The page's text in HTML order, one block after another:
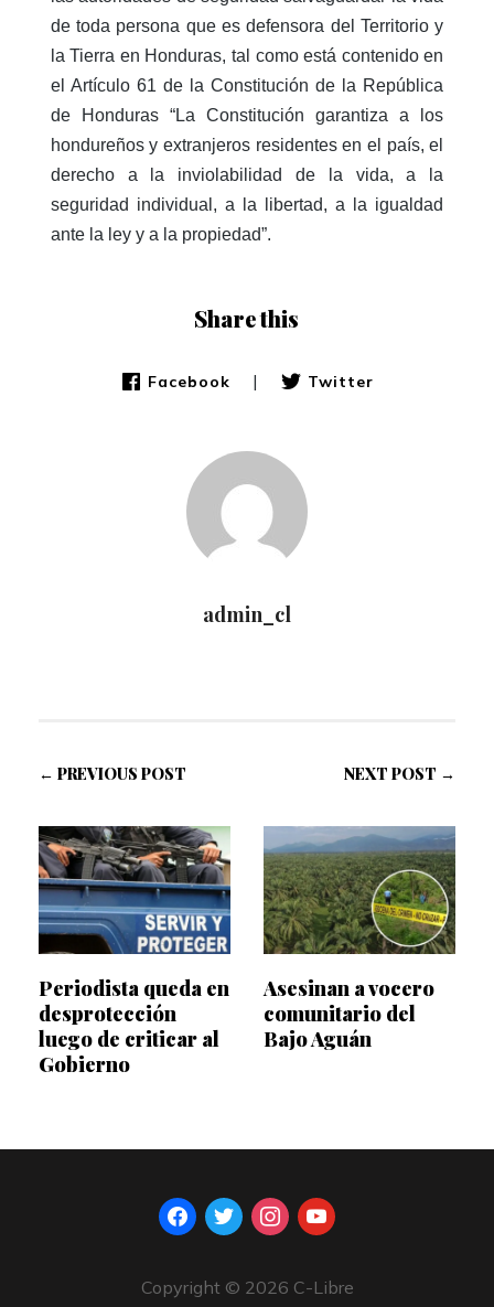
de toda persona que es defensora del Territorio y
la Tierra en Honduras, tal como está contenido en
el Artículo 61 de la Constitución de la República
de Honduras “La Constitución garantiza a los
hondureños y extranjeros residentes en el país, el
derecho a la inviolabilidad de la vida, a la
seguridad individual, a la libertad, a la igualdad
ante la ley y a la propiedad”.
Share this
Facebook | Twitter
admin_cl
← PREVIOUS POST
Periodista queda en
desprotección
luego de criticar al
Gobierno
NEXT POST →
Asesinan a vocero
comunitario del
Bajo Aguán
facebook
twitterinstagram
youtube
Copyright © 2026 C-Libre